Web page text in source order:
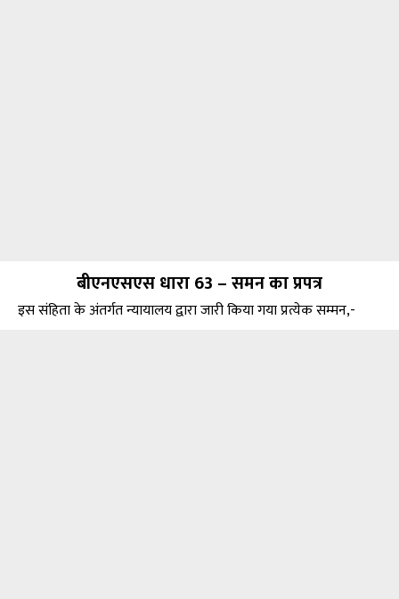
बीएनएसएस धारा 63 – समन का प्रपत्र
इस संहिता के अंतर्गत न्यायालय द्वारा जारी किया गया प्रत्येक सम्मन,-